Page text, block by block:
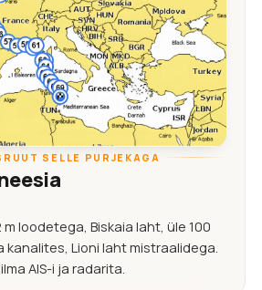
SELLE PURJEKAGA
m loodetega, Biskaia laht, üle 100
kanalites, Lioni laht mistraalidega.
AIS-i ja radarita.